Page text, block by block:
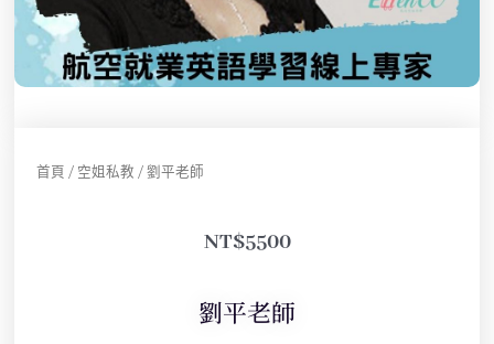
首頁 / 空姐私教 / 劉平老師
NT$5500
劉平老師